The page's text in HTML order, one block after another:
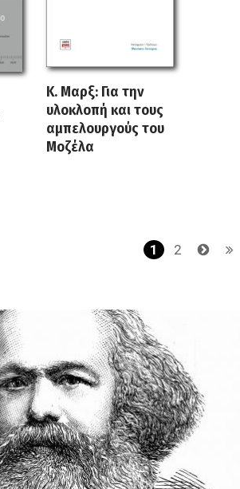
Κ. Μαρξ: Για την
υλοκλοπή και τους
αμπελουργούς του
Μοζέλα
Τρέχουσα
1 Page
2